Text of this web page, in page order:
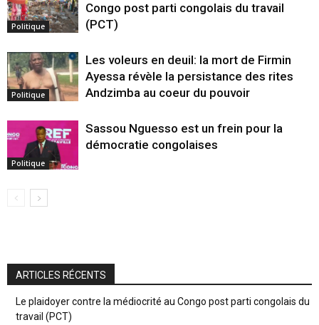
Politique
Congo post parti congolais du travail
(PCT)
Politique
Les voleurs en deuil: la mort de Firmin
Ayessa révèle la persistance des rites
Andzimba au coeur du pouvoir
Politique
Sassou Nguesso est un frein pour la
démocratie congolaises
ARTICLES RÉCENTS
Le plaidoyer contre la médiocrité au Congo post parti congolais du
travail (PCT)